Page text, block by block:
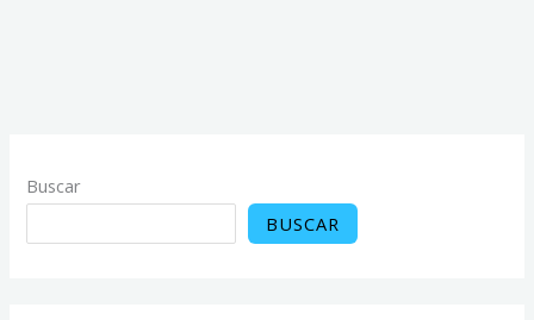
Buscar
BUSCAR